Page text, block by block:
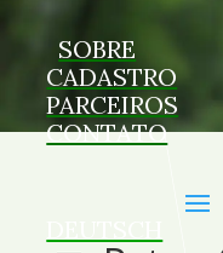
SOBRE
CADASTRO
PARCEIROS
CONTATO